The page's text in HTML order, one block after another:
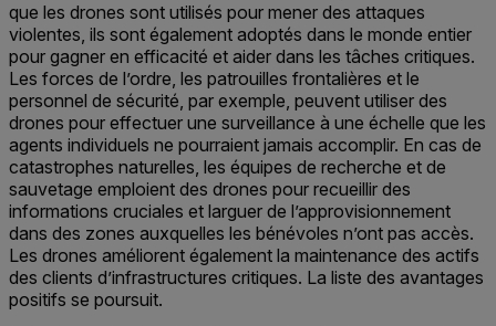
que les drones sont utilisés pour mener des attaques
violentes, ils sont également adoptés dans le monde entier
pour gagner en efficacité et aider dans les tâches critiques.
Les forces de l’ordre, les patrouilles frontalières et le
personnel de sécurité, par exemple, peuvent utiliser des
drones pour effectuer une surveillance à une échelle que les
agents individuels ne pourraient jamais accomplir. En cas de
catastrophes naturelles, les équipes de recherche et de
sauvetage emploient des drones pour recueillir des
informations cruciales et larguer de l’approvisionnement
dans des zones auxquelles les bénévoles n’ont pas accès.
Les drones améliorent également la maintenance des actifs
des clients d’infrastructures critiques. La liste des avantages
positifs se poursuit.